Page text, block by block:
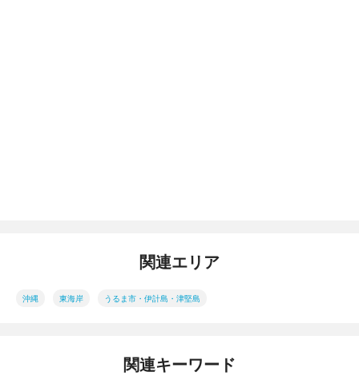
関連エリア
沖縄 東海岸 うるま市・伊計島・津堅島
関連キーワード